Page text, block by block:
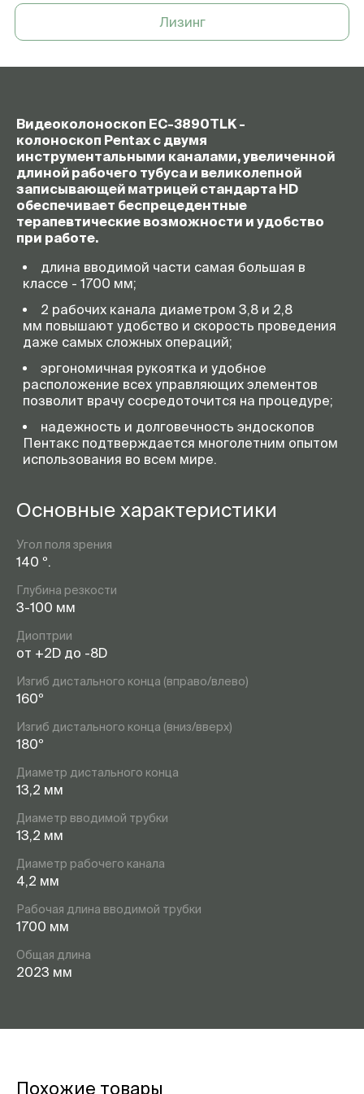
Лизинг
Видеоколоноскоп EC-3890TLK -
колоноскоп Pentax с двумя
инструментальными каналами, увеличенной
длиной рабочего тубуса и великолепной
записывающей матрицей стандарта HD
обеспечивает беспрецедентные
терапевтические возможности и удобство
при работе.
длина вводимой части самая большая в
классе - 1700 мм;
2 рабочих канала диаметром 3,8 и 2,8
мм повышают удобство и скорость проведения
даже самых сложных операций;
эргономичная рукоятка и удобное
расположение всех управляющих элементов
позволит врачу сосредоточится на процедуре;
надежность и долговечность эндоскопов
Пентакс подтверждается многолетним опытом
использования во всем мире.
Основные характеристики
Угол поля зрения
140 º.
Глубина резкости
3-100 мм
Диоптрии
от +2D до -8D
Изгиб дистального конца (вправо/влево)
160º
Изгиб дистального конца (вниз/вверх)
180º
Диаметр дистального конца
13,2 мм
Диаметр вводимой трубки
13,2 мм
Диаметр рабочего канала
4,2 мм
Рабочая длина вводимой трубки
1700 мм
Общая длина
2023 мм
Похожие товары